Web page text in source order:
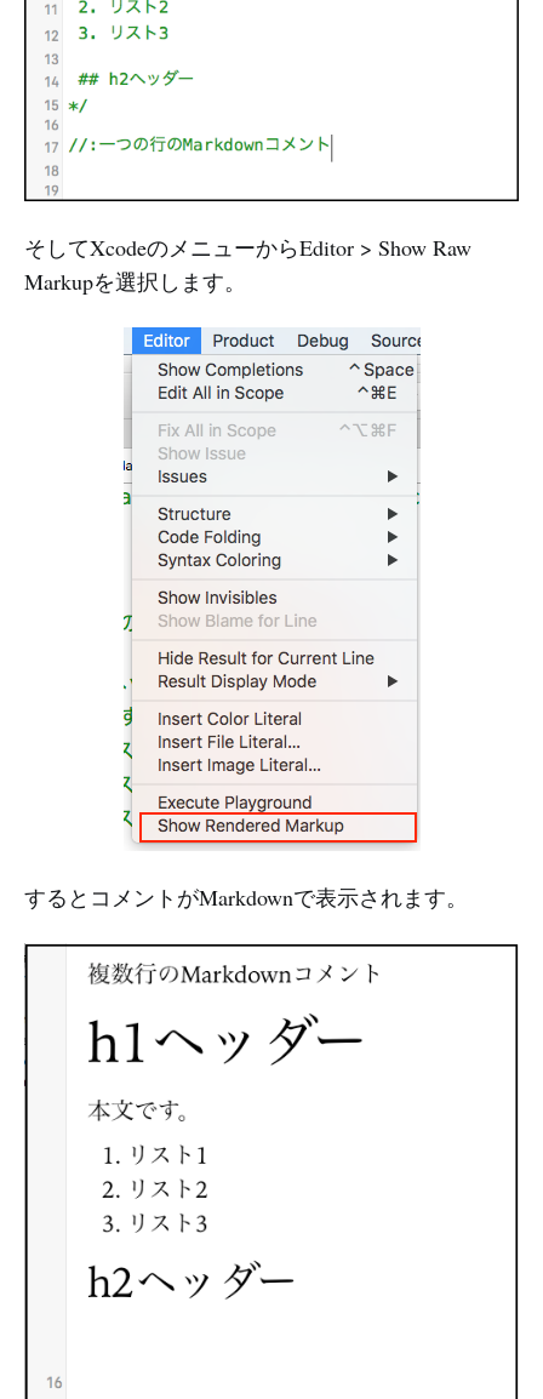
そしてXcodeのメニューからEditor > Show Raw
Markupを選択します。
するとコメントがMarkdownで表示されます。